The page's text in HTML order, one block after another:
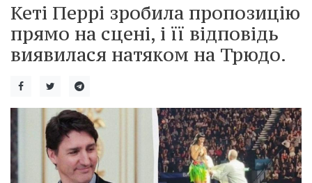
Кеті Перрі зробила пропозицію
прямо на сцені, і її відповідь
виявилася натяком на Трюдо.